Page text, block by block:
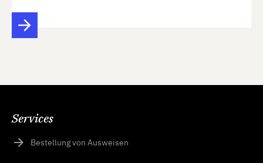
Services
Bestellung von Ausweisen